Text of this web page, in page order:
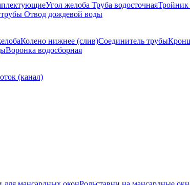
Угол желоба Труба водосточнаяТройник
Отвод дождевой воды
Колено нижнее (слив)Соединитель трубы
Воронка водосборная
(канал)